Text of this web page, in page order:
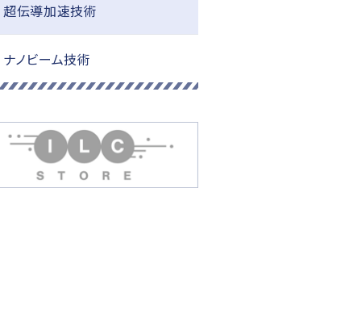
超伝導加速技術
ナノビーム技術